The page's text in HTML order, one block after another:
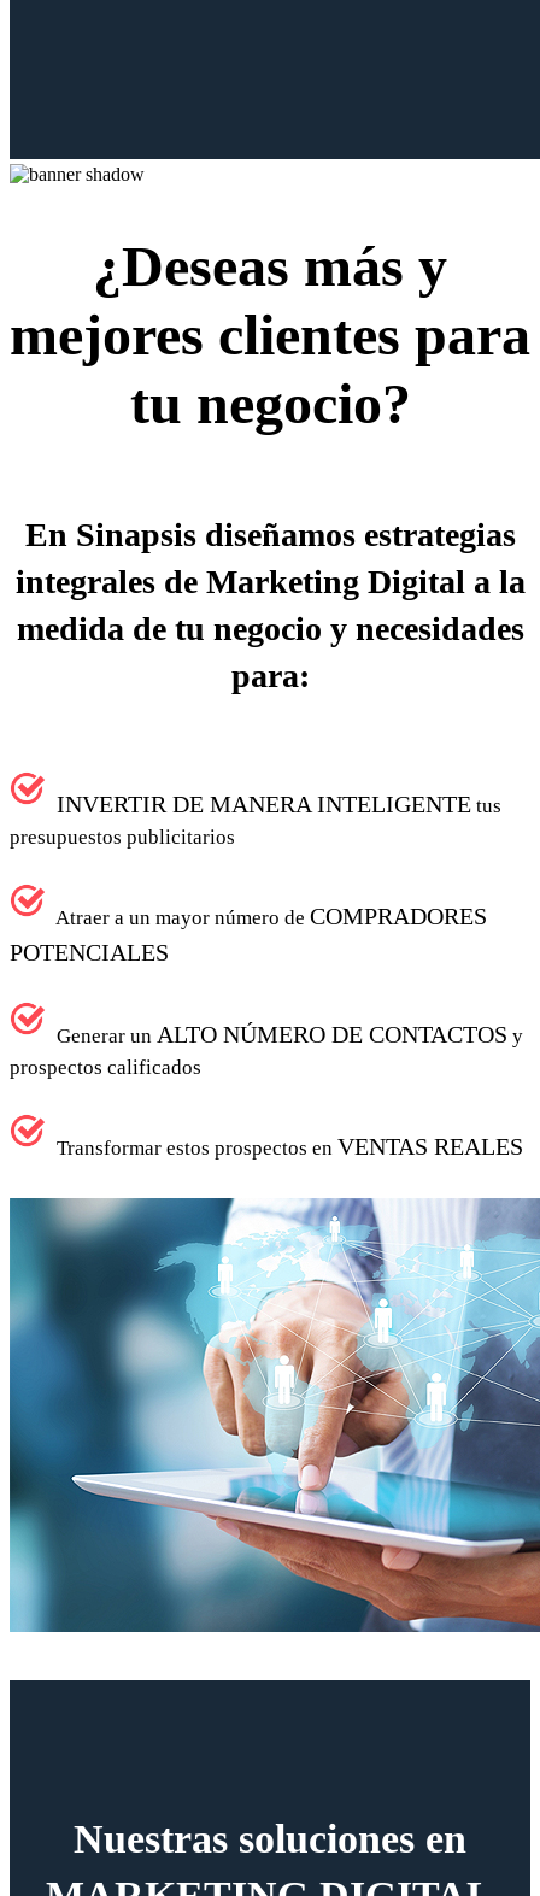
¿Deseas más y
mejores clientes para
tu negocio?
En Sinapsis diseñamos estrategias
integrales de Marketing Digital a la
medida de tu negocio y necesidades
para:
INVERTIR DE MANERA INTELIGENTE tus
presupuestos publicitarios
Atraer a un mayor número de COMPRADORES
POTENCIALES
Generar un ALTO NÚMERO DE CONTACTOS y
prospectos calificados
Transformar estos prospectos en VENTAS REALES
Nuestras soluciones en